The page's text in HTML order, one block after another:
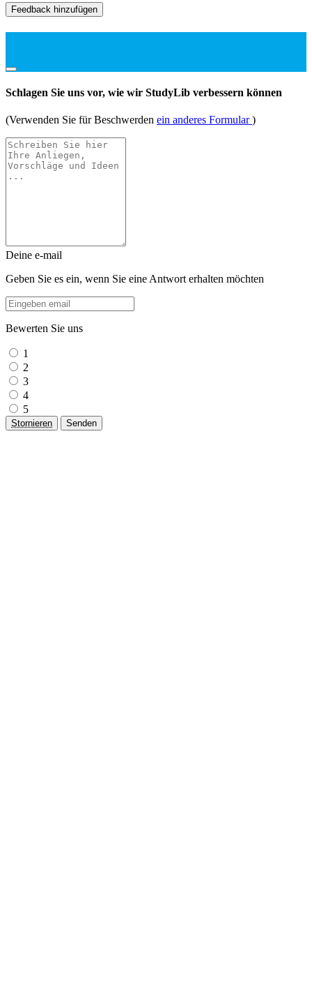
Feedback hinzufügen
Schlagen Sie uns vor, wie wir StudyLib verbessern können
(Verwenden Sie für Beschwerden ein anderes Formular)
Deine e-mail
Geben Sie es ein, wenn Sie eine Antwort erhalten möchten
Bewerten Sie uns
1
2
3
4
5
Stornieren Senden